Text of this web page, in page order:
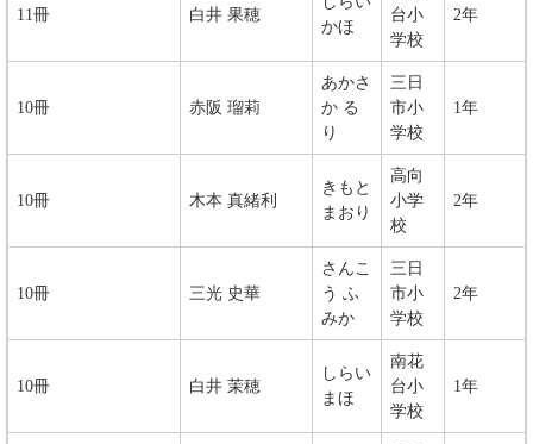
11冊 白井 果穂
かほ
台小
学校
2年
10冊 赤阪 瑠莉
​​あかさ
か る
り
三日
市小
学校
1年
10冊 木本 真緒利
きもと
まおり
高向
小学
校
2年
10冊 三光 史華
さんこ
う ふ
みか
三日
市小
学校
2年
10冊 ​白井 茉穂
​​しらい
まほ
南花
台小
学校
1年